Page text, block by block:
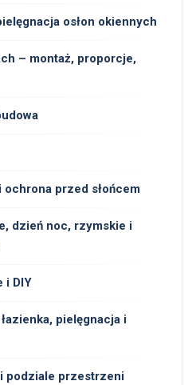
osłon okiennych
– montaż, proporcje,
ochrona przed słońcem
dzień noc, rzymskie i
i DIY
pielęgnacja i
podziale przestrzeni